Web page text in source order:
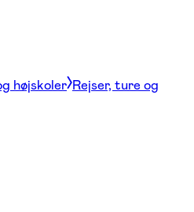
højskoler Rejser, ture og